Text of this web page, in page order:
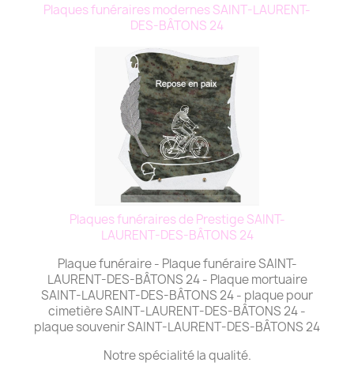
Plaques funéraires modernes SAINT-LAURENT-
DES-BÂTONS 24
Plaques funéraires de Prestige SAINT-
LAURENT-DES-BÂTONS 24
Plaque funéraire - Plaque funéraire SAINT-
LAURENT-DES-BÂTONS 24 - Plaque mortuaire
SAINT-LAURENT-DES-BÂTONS 24 - plaque pour
cimetière SAINT-LAURENT-DES-BÂTONS 24 -
plaque souvenir SAINT-LAURENT-DES-BÂTONS 24
Notre spécialité la qualité.